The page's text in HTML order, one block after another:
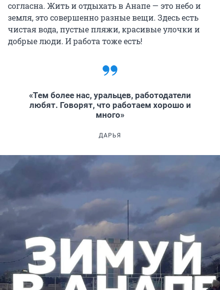
согласна. Жить и отдыхать в Анапе — это небо и
земля, это совершенно разные вещи. Здесь есть
чистая вода, пустые пляжи, красивые улочки и
добрые люди. И работа тоже есть!
«Тем более нас, уральцев, работодатели
любят. Говорят, что работаем хорошо и
много»
ДАРЬЯ